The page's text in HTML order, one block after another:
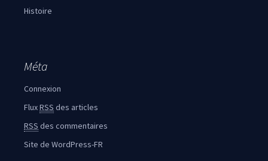
Histoire
Méta
Connexion
FluxRSS des articles
RSS des commentaires
Site de WordPress-FR